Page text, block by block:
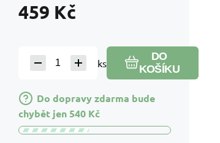
459 Kč
ks
DO
KOŠÍKU
Do dopravy zdarma bude
chybět jen 540 Kč